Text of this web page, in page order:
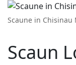
Scaune in Chisinau
Scaun